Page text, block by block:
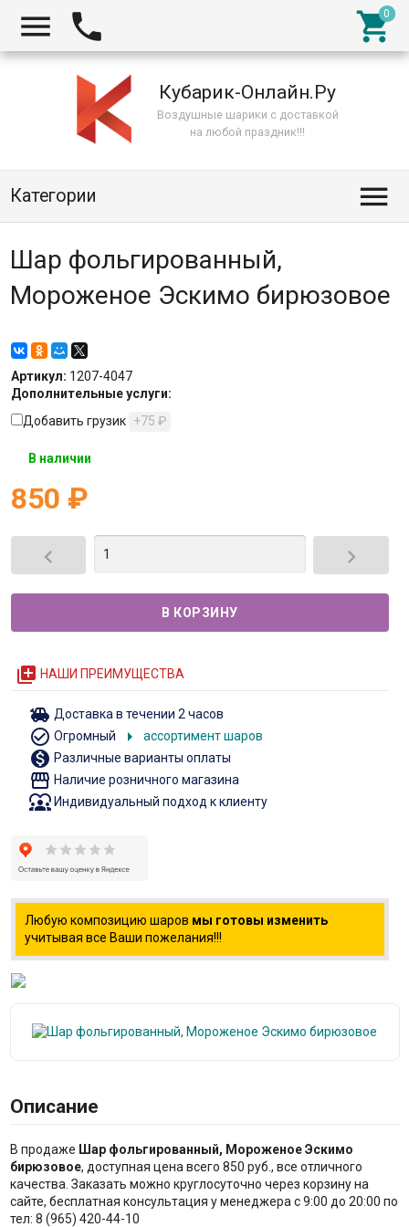
  
Кубарик-Онлайн.Ру
Воздушные шарики с доставкой
на любой праздник!!!
Категории 
Шар фольгированный,
Мороженое Эскимо бирюзовое
Артикул: 1207-4047
Дополнительные услуги:
Добавить грузик +75 ₽
В наличии
850 ₽
 
queue НАШИ ПРЕИМУЩЕСТВА
toys Доставка в течении 2 часов
check_circle_outline Огромный arrow_right ассортимент шаров
monetization_on Различные варианты оплаты
storefront Наличие розничного магазина
diversity_1Индивидуальный подход к клиенту
Любую композицию шаров мы готовы изменить
учитывая все Ваши пожелания!!!
Описание
В продаже Шар фольгированный, Мороженое Эскимо
бирюзовое, доступная цена всего 850 руб., все отличного
качества. Заказать можно круглосуточно через корзину на
сайте, бесплатная консультация у менеджера с 9:00 до 20:00 по
тел: 8 (965) 420-44-10